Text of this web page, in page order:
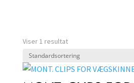
Viser 1 resultat